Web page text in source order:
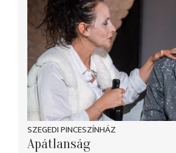
SZEGEDI PINCESZÍNHÁZ
Apátlanság